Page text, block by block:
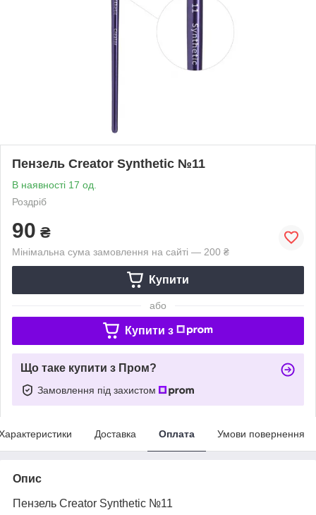
Пензель Creator Synthetic №11
В наявності 17 од.
Роздріб
90 ₴
Мінімальна сума замовлення на сайті — 200 ₴
Купити
або
Купити з
Що таке купити з Пром?
Замовлення під захистом
Доставка Оплата Умови повернення
Опис
Пензель Creator Synthetic №11